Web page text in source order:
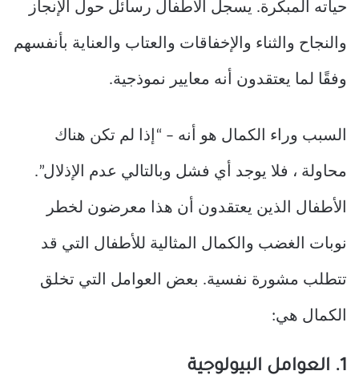
حياته المبكرة. يسجل الأطفال رسائل حول الإنجاز
والنجاح والثناء والإخفاقات والعتاب والعناية بأنفسهم
وفقًا لما يعتقدون أنه معايير نموذجية.
السبب وراء الكمال هو أنه – “إذا لم تكن هناك
محاولة ، فلا يوجد أي فشل وبالتالي عدم الإذلال”.
الأطفال الذين يعتقدون أن هذا معرضون لخطر
نوبات الغضب والكمال المثالية للأطفال التي قد
تتطلب مشورة نفسية. بعض العوامل التي تخلق
الكمال هي:
1. العوامل البيولوجية